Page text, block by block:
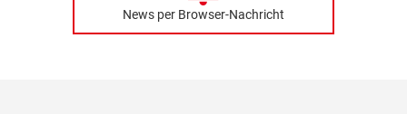
News per Browser-Nachricht